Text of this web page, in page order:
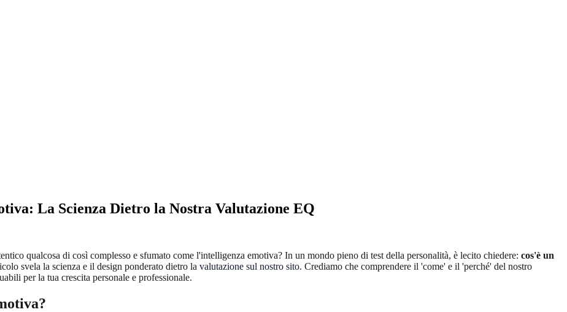
La Scienza Dietro la Nostra Valutazione EQ
qualcosa di così complesso e sfumato come l'intelligenza emotiva? In un mondo pieno di test della personalità, è lecito chiedere: cos'è un
svela la scienza e il design ponderato dietro la valutazione sul nostro sito. Crediamo che comprendere il 'come' e il 'perché' del nostro
per la tua crescita personale e professionale.